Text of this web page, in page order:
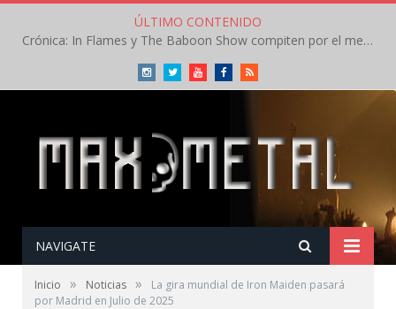
ÚLTIMO CONTENIDO
Crónica: In Flames y The Baboon Show compiten por el mejor concierto del día en el Leyendas del Rock – Viernes – Agosto 2026
InstagramTwitterYoutubeFacebookRSS
NAVIGATE
Inicio » Noticias »
La gira mundial de Iron Maiden pasará
por Madrid en Julio de 2025